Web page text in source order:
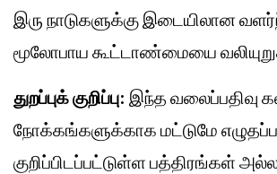
இரு நாடுகளுக்கு இடையிலான
மூலோபாய கூட்டாண்மையை
துறப்புக் குறிப்பு: இந்த வலைப்பதிவு
நோக்கங்களுக்காக மட்டுமே
குறிப்பிடப்பட்டுள்ள பத்திரங்கள்